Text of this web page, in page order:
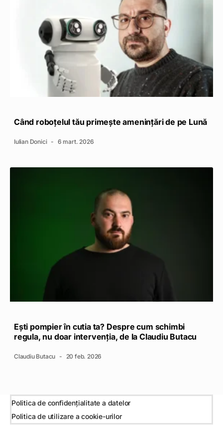
Când roboțelul tău primește amenințări de pe Lună
Iulian Donici 6 mart. 2026
Ești pompier în cutia ta? Despre cum schimbi
regula, nu doar intervenția, de la Claudiu Butacu
Claudiu Butacu 20 feb. 2026
Politica de confidențialitate a datelor
Politica de utilizare a cookie-urilor